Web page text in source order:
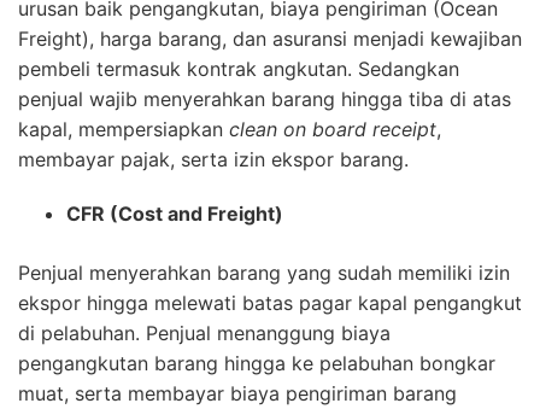
urusan baik pengangkutan, biaya pengiriman (Ocean
Freight), harga barang, dan asuransi menjadi kewajiban
pembeli termasuk kontrak angkutan. Sedangkan
penjual wajib menyerahkan barang hingga tiba di atas
kapal, mempersiapkan clean on board receipt,
membayar pajak, serta izin ekspor barang.
CFR (Cost and Freight)
Penjual menyerahkan barang yang sudah memiliki izin
ekspor hingga melewati batas pagar kapal pengangkut
di pelabuhan. Penjual menanggung biaya
pengangkutan barang hingga ke pelabuhan bongkar
muat, serta membayar biaya pengiriman barang